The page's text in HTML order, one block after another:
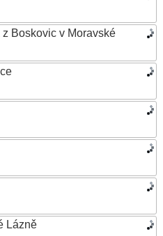
Boskovic v Moravské
Lázně